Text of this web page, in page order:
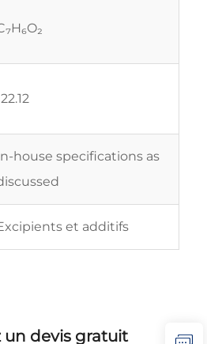
house specifications as
et additifs
un devis gratuit